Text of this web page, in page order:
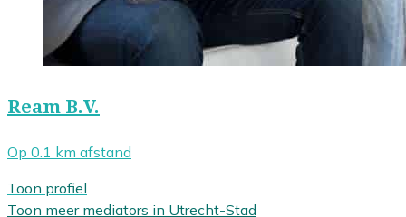
Ream B.V.
Op 0.1 km afstand
Toon profiel
Toon meer mediators in Utrecht-Stad